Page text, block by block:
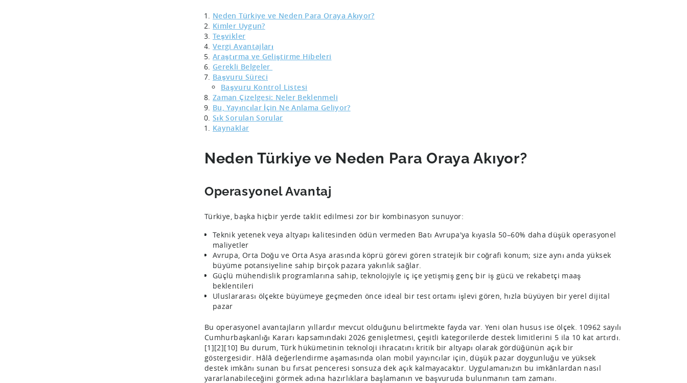
Neden Türkiye ve Neden Para Oraya Akıyor?
Kimler Uygun?
Teşvikler
Vergi Avantajları
Araştırma ve Geliştirme Hibeleri
Gerekli Belgeler
Başvuru Süreci
Başvuru Kontrol Listesi
Zaman Çizelgesi: Neler Beklenmeli
Bu, Yayıncılar İçin Ne Anlama Geliyor?
Sık Sorulan Sorular
Kaynaklar
Neden Türkiye ve Neden Para Oraya Akıyor?
Operasyonel Avantaj
Türkiye, başka hiçbir yerde taklit edilmesi zor bir kombinasyon sunuyor:
Teknik yetenek veya altyapı kalitesinden ödün vermeden Batı Avrupa'ya kıyasla 50–60% daha düşük operasyonel
maliyetler
Avrupa, Orta Doğu ve Orta Asya arasında köprü görevi gören stratejik bir coğrafi konum; size aynı anda yüksek
büyüme potansiyeline sahip birçok pazara yakınlık sağlar.
Güçlü mühendislik programlarına sahip, teknolojiyle iç içe yetişmiş genç bir iş gücü ve rekabetçi maaş
beklentileri
Uluslararası ölçekte büyümeye geçmeden önce ideal bir test ortamı işlevi gören, hızla büyüyen bir yerel dijital
pazar
Bu operasyonel avantajların yıllardır mevcut olduğunu belirtmekte fayda var. Yeni olan husus ise ölçek. 10962 sayılı
Cumhurbaşkanlığı Kararı kapsamındaki 2026 genişletmesi, çeşitli kategorilerde destek limitlerini 5 ila 10 kat artırdı.
[1][2][10] Bu durum, Türk hükümetinin teknoloji ihracatını kritik bir altyapı olarak gördüğünün açık bir
göstergesidir. Hâlâ değerlendirme aşamasında olan mobil yayıncılar için, düşük pazar doygunluğu ve yüksek
destek imkânı sunan bu fırsat penceresi sonsuza dek açık kalmayacaktır. Uygulamanızın bu imkânlardan nasıl
yararlanabileceğini görmek adına hazırlıklara başlamanın ve başvuruda bulunmanın tam zamanı.